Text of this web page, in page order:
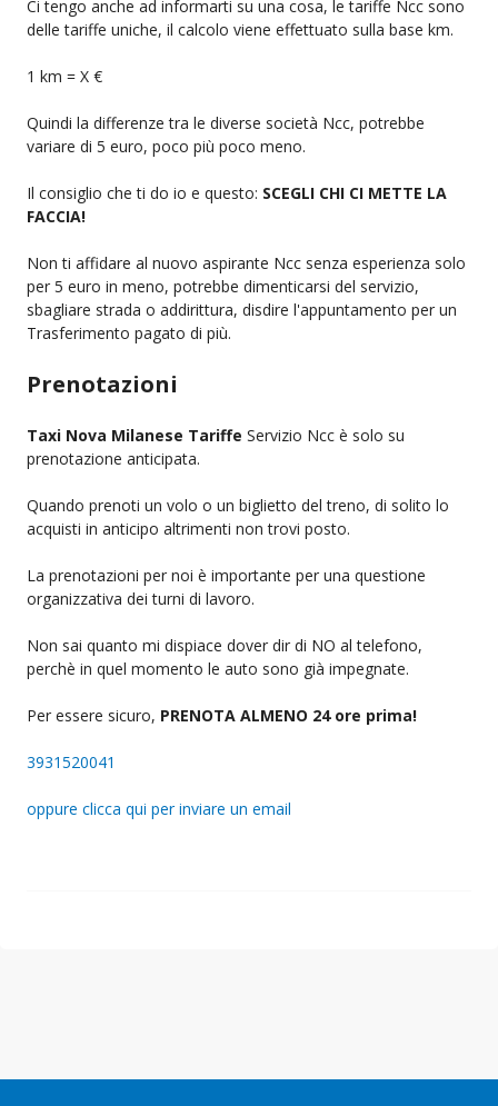
Ci tengo anche ad informarti su una cosa, le tariffe Ncc sono
delle tariffe uniche, il calcolo viene effettuato sulla base km.
1 km = X €
Quindi la differenze tra le diverse società Ncc, potrebbe
variare di 5 euro, poco più poco meno.
Il consiglio che ti do io e questo: SCEGLI CHI CI METTE LA
FACCIA!
Non ti affidare al nuovo aspirante Ncc senza esperienza solo
per 5 euro in meno, potrebbe dimenticarsi del servizio,
sbagliare strada o addirittura, disdire l'appuntamento per un
Trasferimento pagato di più.
Prenotazioni
Taxi Nova Milanese Tariffe Servizio Ncc è solo su
prenotazione anticipata.
Quando prenoti un volo o un biglietto del treno, di solito lo
acquisti in anticipo altrimenti non trovi posto.
La prenotazioni per noi è importante per una questione
organizzativa dei turni di lavoro.
Non sai quanto mi dispiace dover dir di NO al telefono,
perchè in quel momento le auto sono già impegnate.
Per essere sicuro, PRENOTA ALMENO 24 ore prima!
3931520041
oppure clicca qui per inviare un email